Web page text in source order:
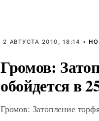
2 АВГУСТА 2010, 18:14 •
Громов:
обойдется в
Громов: Затопление